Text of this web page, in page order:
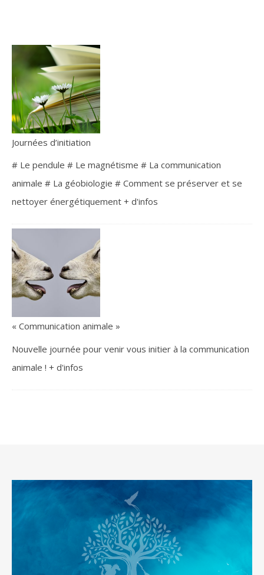
Journées d’initiation
# Le pendule # Le magnétisme # La communication
animale # La géobiologie # Comment se préserver et se
nettoyer énergétiquement + d'infos
« Communication animale »
Nouvelle journée pour venir vous initier à la communication
animale ! + d'infos